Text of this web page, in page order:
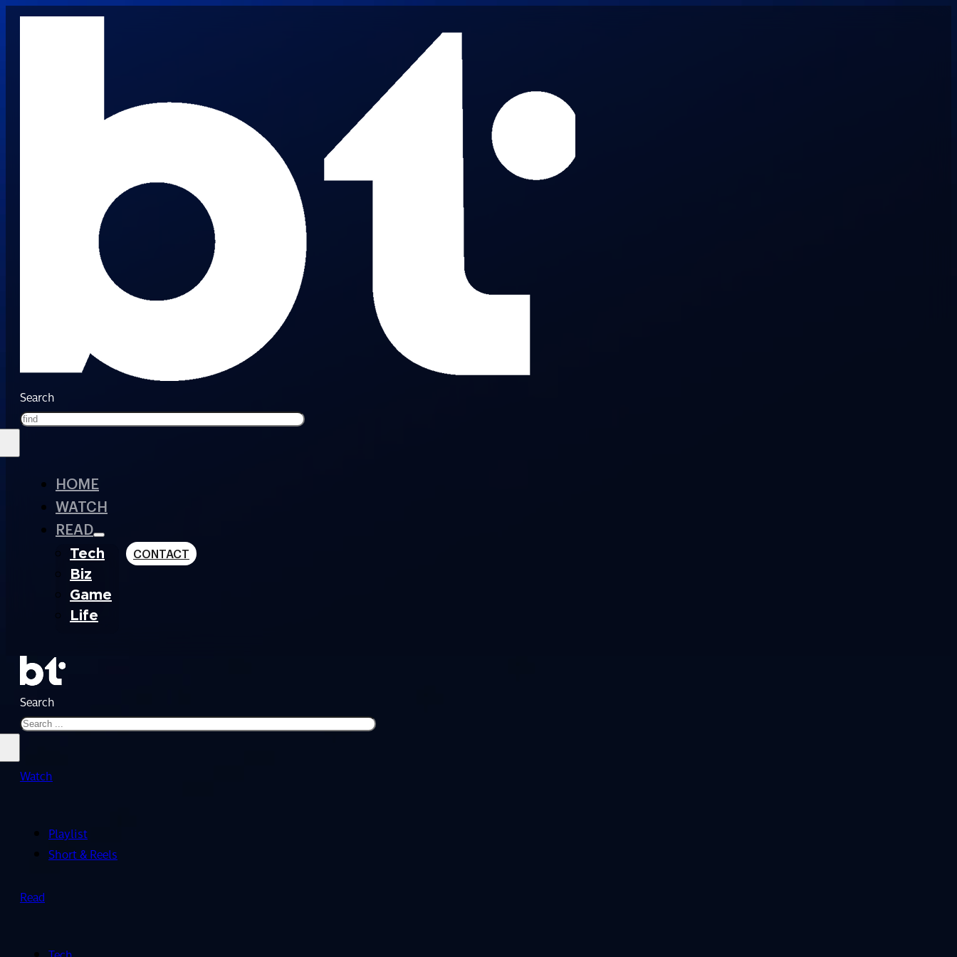
Search
HOME
WATCH
READ
Tech
Biz
Game
Life
CONTACT
Search
Watch
Playlist
Short & Reels
Read